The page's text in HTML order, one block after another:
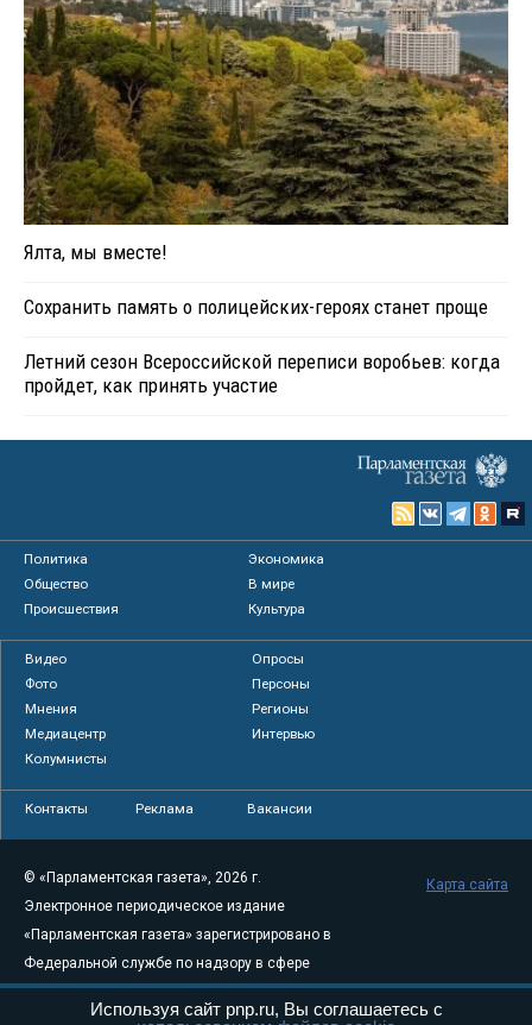
Ялта, мы вместе!
Сохранить память о полицейских-героях станет проще
Летний сезон Всероссийской переписи воробьев: когда
пройдет, как принять участие
Политика
Экономика
Общество
В мире
Происшествия
Культура
Видео
Опросы
Фото
Персоны
Мнения
Регионы
Медиацентр
Интервью
Колумнисты
Контакты Реклама Вакансии
© «Парламентская газета», 2026 г.
Электронное периодическое издание
«Парламентская газета» зарегистрировано в
Федеральной службе по надзору в сфере
связи, информационных технологий и
массовых коммуникаций (Роскомнадзор) 05
Карта сайта
Используя сайт pnp.ru, Вы соглашаетесь с